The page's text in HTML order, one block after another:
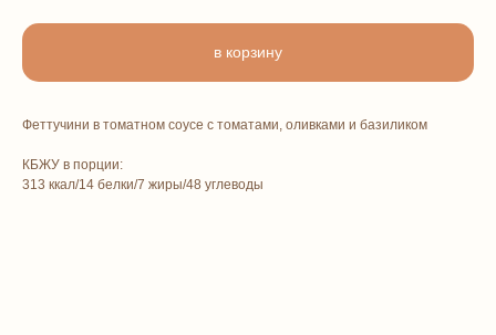
в корзину
Феттучини в томатном соусе с томатами, оливками и базиликом
КБЖУ в порции:
313 ккал/14 белки/7 жиры/48 углеводы